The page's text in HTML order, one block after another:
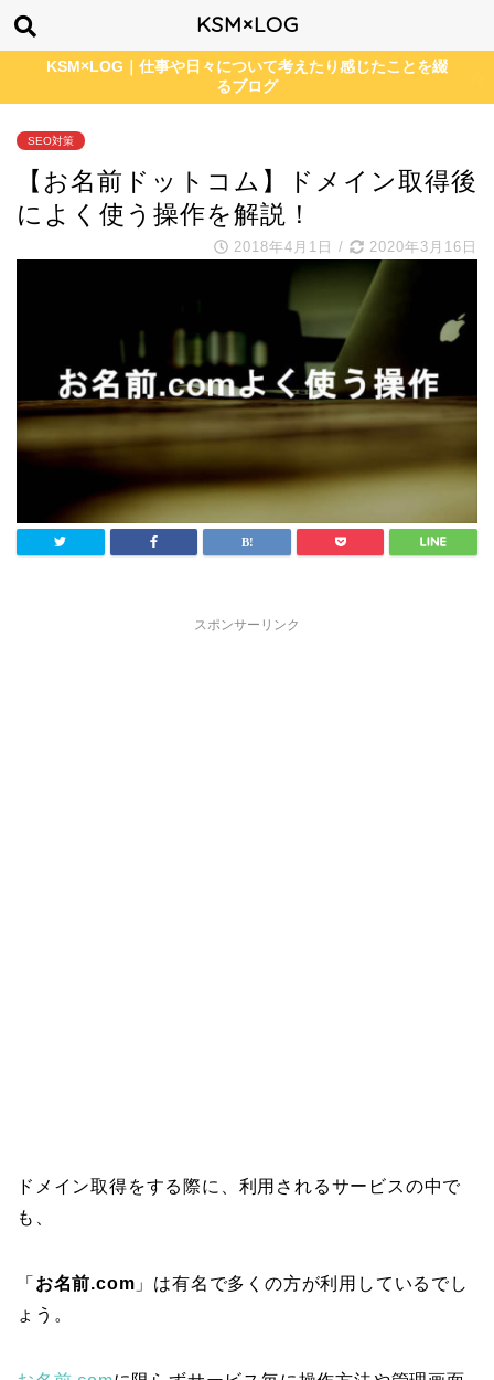
KSM×LOG
KSM×LOG｜仕事や日々について考えたり感じたことを綴
るブログ
SEO対策
【お名前ドットコム】ドメイン取得後
によく使う操作を解説！
2018年4月1日 / 2020年3月16日
スポンサーリンク
ドメイン取得をする際に、利用されるサービスの中で
も、
「 お名前.com 」は有名で多くの方が利用しているでし
ょう。